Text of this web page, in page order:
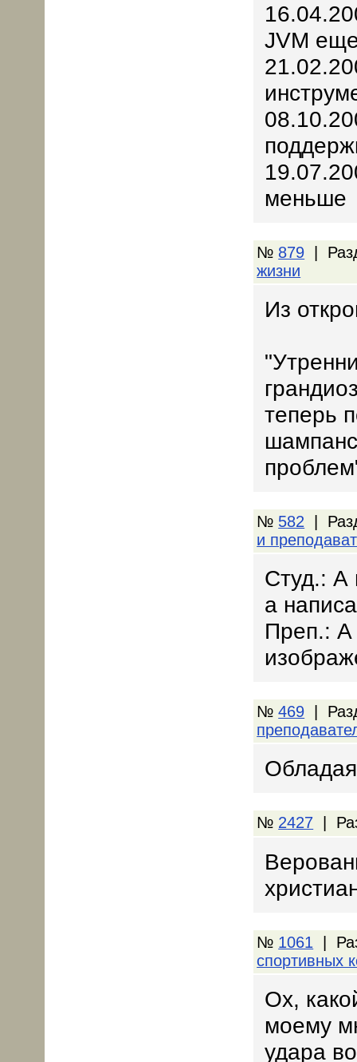
JVM
меньше
№ 879 |
жизни
Из
теперь
№ 582 |
и
Студ.: А
а
Преп.: А
№469 |
№ 2427 |
№ 1061 |
спортивных
Ох,
моему
удара